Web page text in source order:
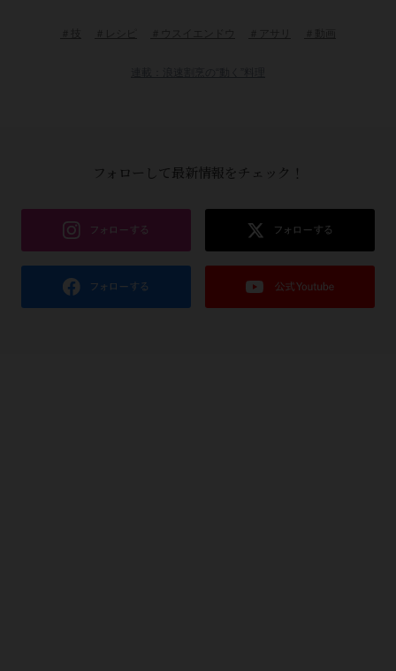
フォローして最新情報をチェック！